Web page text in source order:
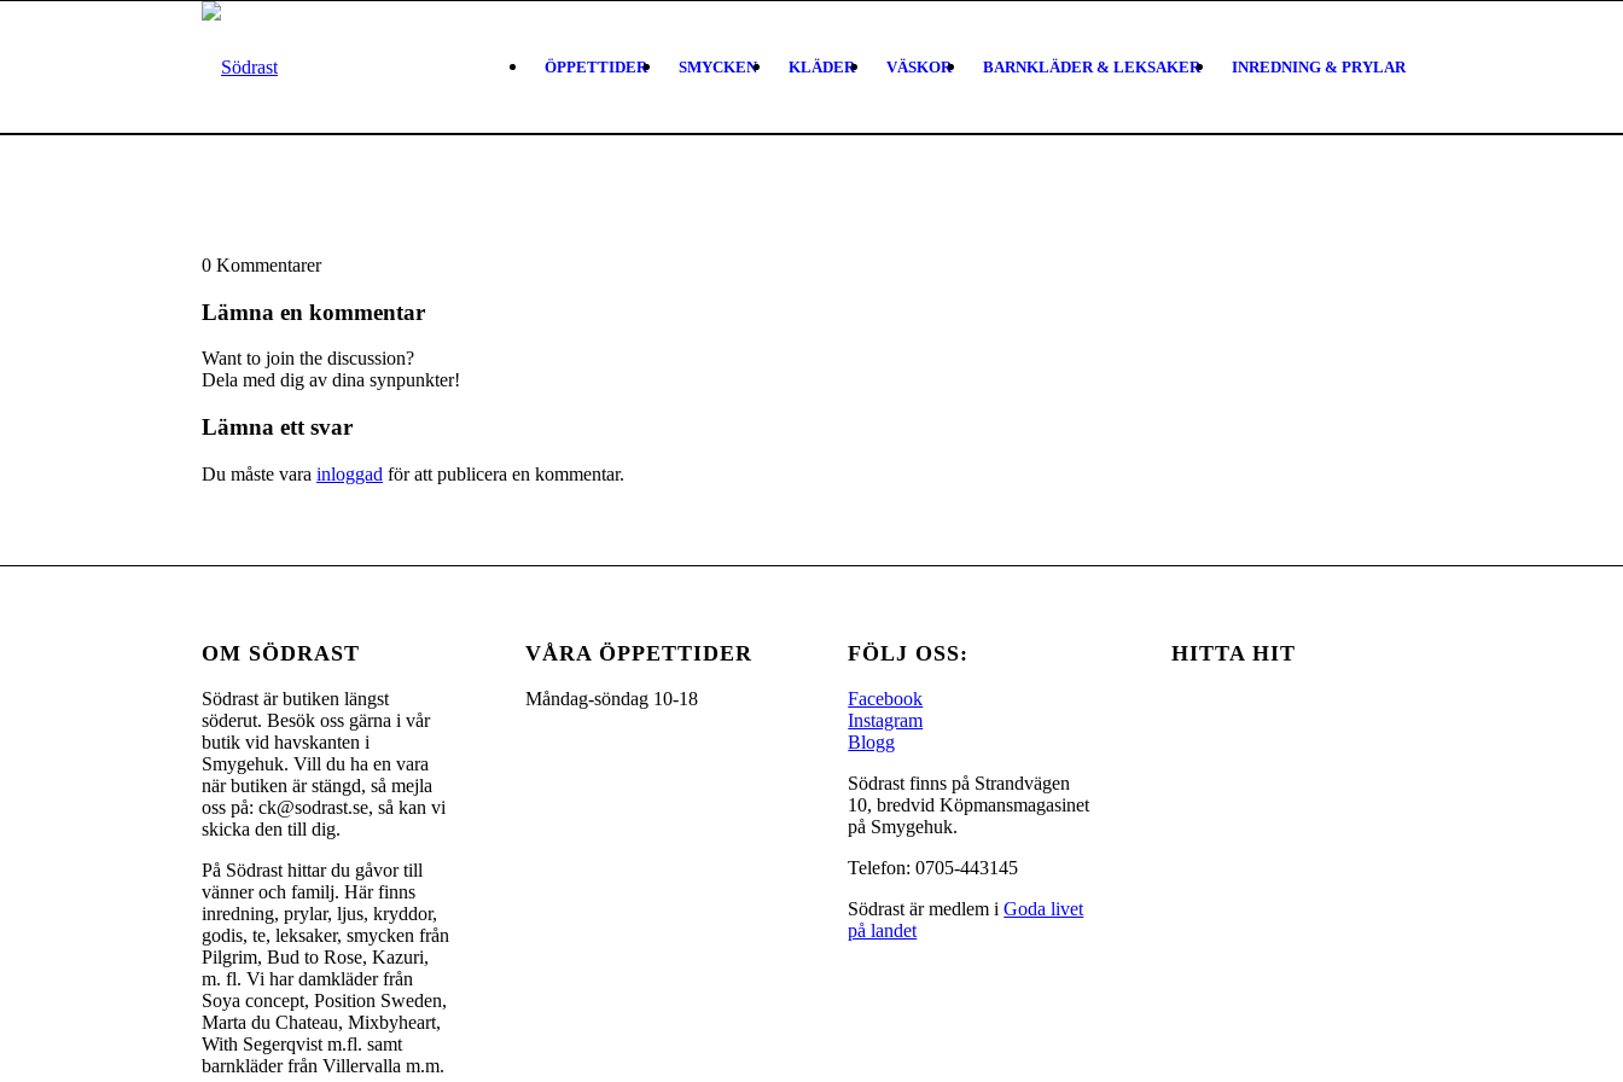
ÖPPETTIDER SMYCKEN KLÄDER VÄSKOR BARNKLÄDER & LEKSAKER INREDNING & PRYLAR
0 Kommentarer
Lämna en kommentar
Want to join the discussion?
Dela med dig av dina synpunkter!
Lämna ett svar
Du måste vara inloggad för att publicera en kommentar.
OM SÖDRAST
Södrast är butiken längst
söderut. Besök oss gärna i vår
butik vid havskanten i
Smygehuk. Vill du ha en vara
när butiken är stängd, så mejla
oss på: ck@sodrast.se, så kan vi
skicka den till dig.
På Södrast hittar du gåvor till
vänner och familj. Här finns
inredning, prylar, ljus, kryddor,
godis, te, leksaker, smycken från
Pilgrim, Bud to Rose, Kazuri,
m. fl. Vi har damkläder från
Soya concept, Position Sweden,
Marta du Chateau, Mixbyheart,
With Segerqvist m.fl. samt
barnkläder från Villervalla m.m.
VÅRA ÖPPETTIDER
Måndag-söndag 10-18
FÖLJ OSS:
Facebook
Instagram
Blogg
Södrast finns på Strandvägen
10, bredvid Köpmansmagasinet
på Smygehuk.
Telefon: 0705-443145
Södrast är medlem iGoda livet
på landet
HITTA HIT